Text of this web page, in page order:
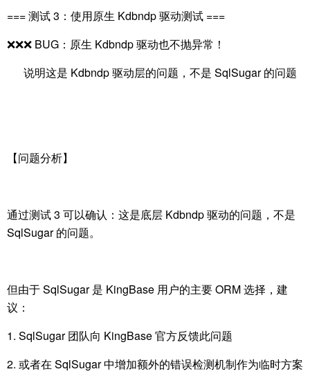
=== 测试 3：使用原生 Kdbndp 驱动测试 ===
❌❌❌ BUG：原生 Kdbndp 驱动也不抛异常！
说明这是 Kdbndp 驱动层的问题，不是 SqlSugar 的问题
【问题分析】
通过测试 3 可以确认：这是底层 Kdbndp 驱动的问题，不是
SqlSugar 的问题。
但由于 SqlSugar 是 KingBase 用户的主要 ORM 选择，建
议：
1. SqlSugar 团队向 KingBase 官方反馈此问题
2. 或者在 SqlSugar 中增加额外的错误检测机制作为临时方案